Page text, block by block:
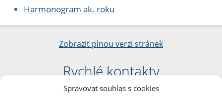
Spravovat souhlas s cookies
Harmonogram ak. roku
Zobrazit plnou verzi stránek
Rychlé kontakty
Filozofická fakulta